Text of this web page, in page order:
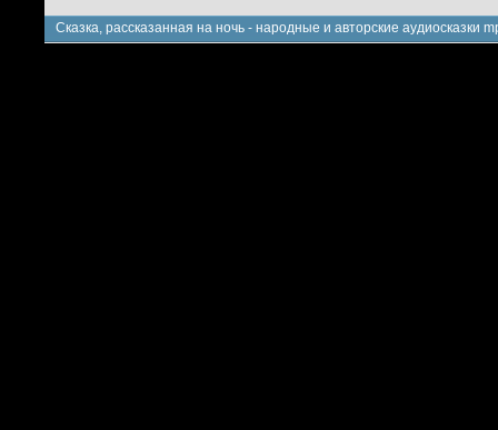
Сказка, рассказанная на ночь - народные и авторские аудиосказки